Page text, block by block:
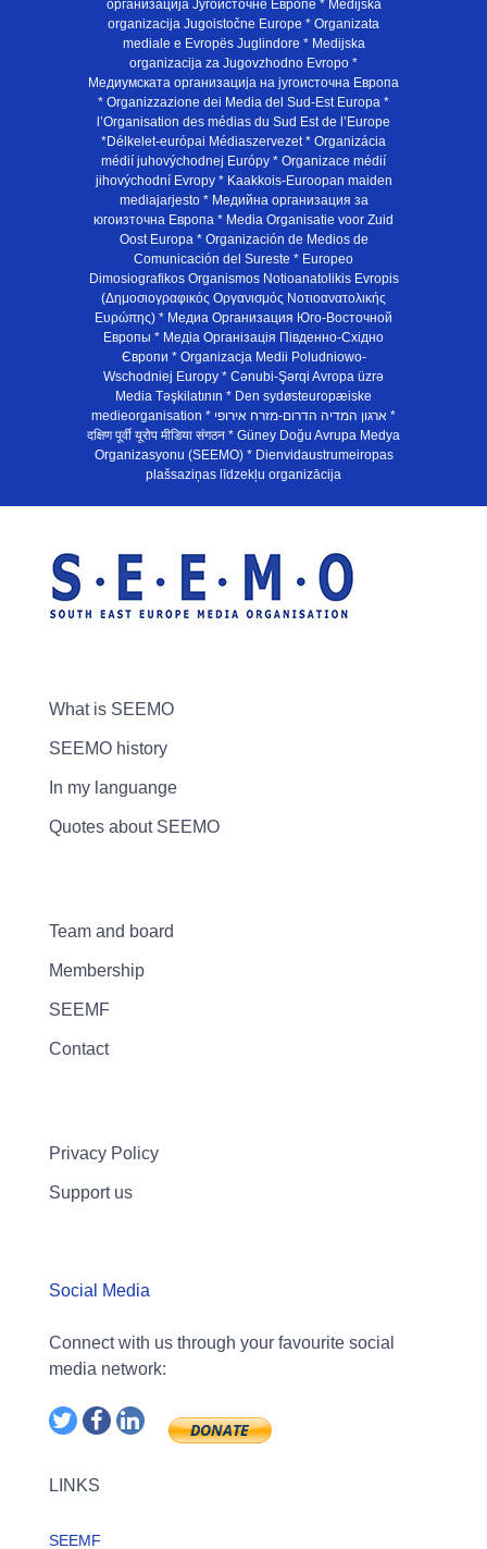
организација Југоисточне Европе * Medijska
organizacija Jugoistočne Europe * Organizata
mediale e Evropës Juglindore * Medijska
organizacija za Jugovzhodno Evropo *
Медиумската организација на југоисточна Европа
* Organizzazione dei Media del Sud-Est Europa *
l’Organisation des médias du Sud Est de l’Europe
*Délkelet-európai Médiaszervezet * Organizácia
médií juhovýchodnej Európy * Organizace médií
jihovýchodní Evropy * Kaakkois-Euroopan maiden
mediajarjesto * Медийна организация за
югоизточна Европа * Media Organisatie voor Zuid
Oost Europa * Organización de Medios de
Comunicación del Sureste * Europeo
Dimosiografikos Organismos Notioanatolikis Evropis
(Δημοσιογραφικός Οργανισμός Νοτιοανατολικής
Ευρώπης) * Медиа Организация Юго-Восточной
Европы * Медiа Органiзацiя Пiвденно-Схiдно
Європи * Organizacja Medii Poludniowo-
Wschodniej Europy * Cənubi-Şərqi Avropa üzrə
Media Təşkilatının * Den sydøsteuropæiske
medieorganisation * ארגון המדיה הדרום-מזרח אירופי *
दक्षिण पूर्वी यूरोप मीडिया संगठन * Güney Doğu Avrupa Medya
Organizasyonu (SEEMO) * Dienvidaustrumeiropas
plašsaziņas līdzekļu organizācija
What is SEEMO
SEEMO history
In my languange
Quotes about SEEMO
Team and board
Membership
SEEMF
Contact
Privacy Policy
Support us
Social Media
Connect with us through your favourite social
media network:
LINKS
SEEMF